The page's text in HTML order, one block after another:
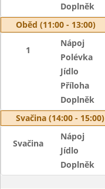
Doplněk
Oběd (11:00 - 13:00)
1
Nápoj
Polévka
Jídlo
Příloha
Doplněk
Svačina (14:00 - 15:00)
Svačina
Nápoj
Jídlo
Doplněk